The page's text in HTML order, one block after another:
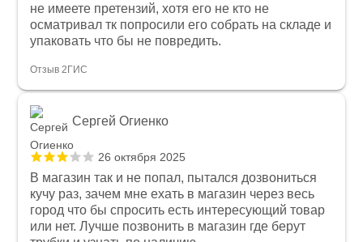
не имеете претензий, хотя его не кто не
осматривал тк попросили его собрать на складе и
упаковать что бы не повредить.
Отзыв 2ГИС
Сергей Огиенко
26 октября 2025
В магазин так и не попал, пытался дозвониться
кучу раз, зачем мне ехать в магазин через весь
город что бы спросить есть интересующий товар
или нет. Лучше позвонить в магазин где берут